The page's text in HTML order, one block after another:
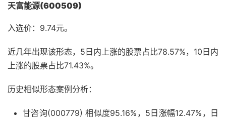
天富能源(600509)
入选价：9.74元。
近几年出现该形态，5日内上涨的股票占比78.57%，10日内
上涨的股票占比71.43%。
历史相似形态案例分析：
甘咨询(000779) 相似度95.16%，5日涨幅12.47%，日